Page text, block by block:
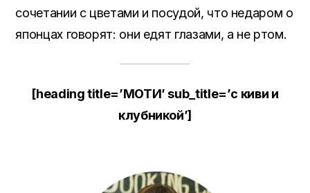
сочетании с цветами и посудой, что недаром о
японцах говорят: они едят глазами, а не ртом.
[heading title=’МОТИ’ sub_title=’с киви и
клубникой’]